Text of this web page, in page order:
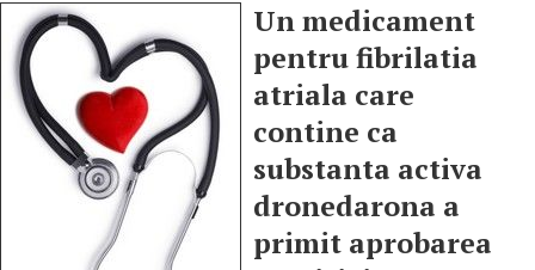
Un medicament
pentru fibrilatia
atriala care
contine ca
substanta activa
dronedarona a
primit aprobarea